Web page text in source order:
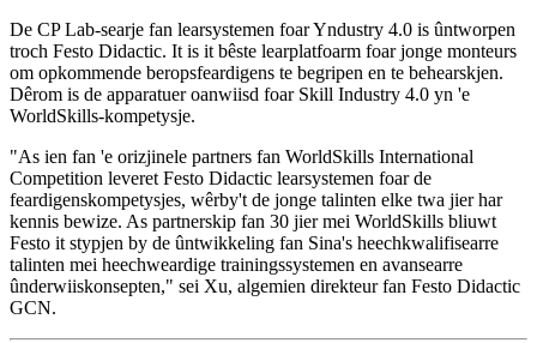
De CP Lab-searje fan learsystemen foar Yndustry 4.0 is ûntworpen
troch Festo Didactic. It is it bêste learplatfoarm foar jonge monteurs
om opkommende beropsfeardigens te begripen en te behearskjen.
Dêrom is de apparatuer oanwiisd foar Skill Industry 4.0 yn 'e
WorldSkills-kompetysje.
"As ien fan 'e orizjinele partners fan WorldSkills International
Competition leveret Festo Didactic learsystemen foar de
feardigenskompetysjes, wêrby't de jonge talinten elke twa jier har
kennis bewize. As partnerskip fan 30 jier mei WorldSkills bliuwt
Festo it stypjen by de ûntwikkeling fan Sina's heechkwalifisearre
talinten mei heechweardige trainingssystemen en avansearre
ûnderwiiskonsepten," sei Xu, algemien direkteur fan Festo Didactic
GCN.